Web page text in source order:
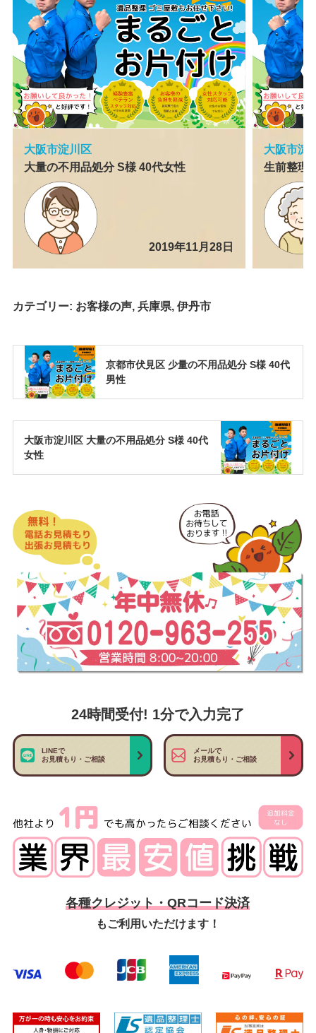
大阪市淀川区
大量の不用品処分 S様 40代女性
2019年11月28日
大阪市淀
生前整理
カテゴリー: お客様の声, 兵庫県, 伊丹市
京都市伏見区 少量の不用品処分 S様 40代
男性
大阪市淀川区 大量の不用品処分 S様 40代
女性
24時間受付! 1分で入力完了
LINEで
お見積もり・ご相談
メールで
お見積もり・ご相談
各種クレジット・QRコード決済
もご利用いただけます！